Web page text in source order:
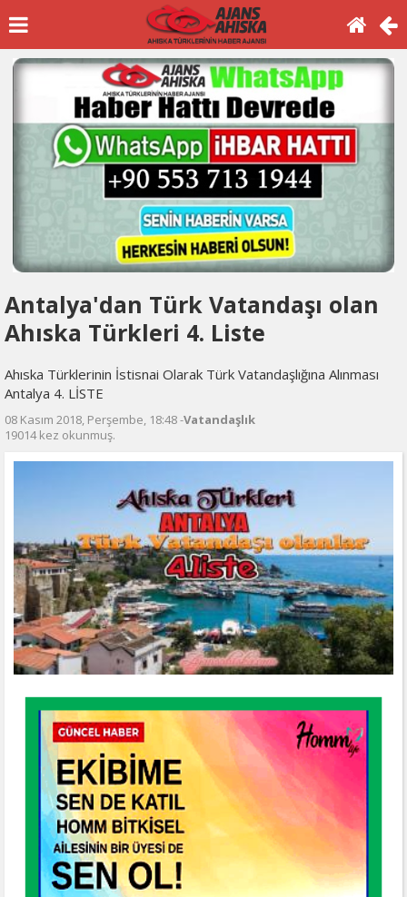
Antalya'dan Türk Vatandaşı olan
Ahıska Türkleri 4. Liste
Ahıska Türklerinin İstisnai Olarak Türk Vatandaşlığına Alınması
Antalya 4. LİSTE
08 Kasım 2018, Perşembe, 18:48 -Vatandaşlık
19014 kez okunmuş.